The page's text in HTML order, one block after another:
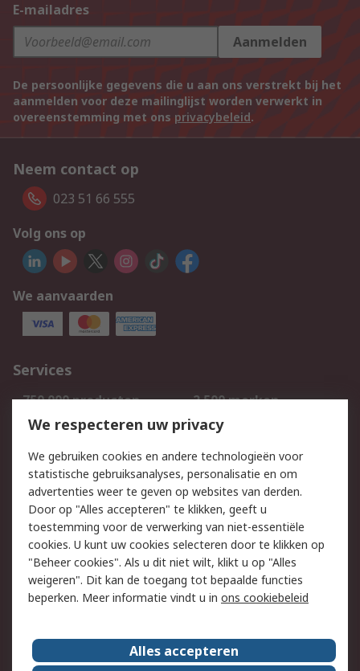
E-mailadres
Aanmelden
De persoonlijke gegevens die u aan ons verstrekt bij het
aanmelden voor deze mailinglijst worden verwerkt in
overeenstemming met ons privacybeleid.
Neem contact op
023 51 66 555
Volg ons op
We aanvaarden
Services
750.000 producten
2.500 merken
Bestellen
Inkoopoplossingen
Track & Trace
Wettelijk
Cookiebeleid
Email veiligheid
Privacybeleid
Websitevoorwaarden
Algemene
verkoopvoorwaarden
Over RS
We respecteren uw privacy
We gebruiken cookies en andere technologieën voor
statistische gebruiksanalyses, personalisatie en om
advertenties weer te geven op websites van derden.
Door op "Alles accepteren" te klikken, geeft u
toestemming voor de verwerking van niet-essentiële
cookies. U kunt uw cookies selecteren door te klikken op
"Beheer cookies". Als u dit niet wilt, klikt u op "Alles
weigeren". Dit kan de toegang tot bepaalde functies
beperken. Meer informatie vindt u in ons cookiebeleid
Alles accepteren